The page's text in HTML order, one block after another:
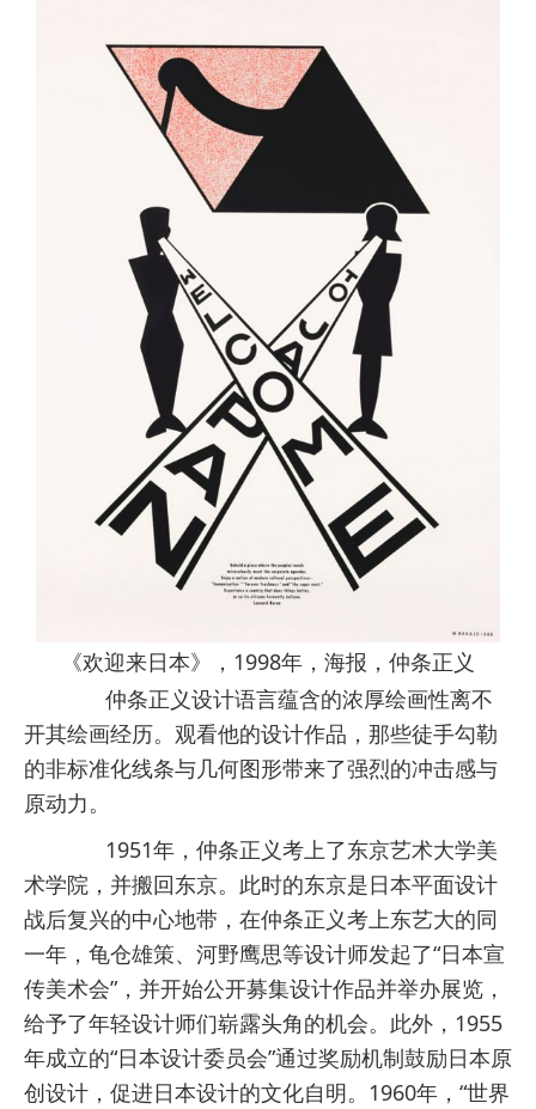
《欢迎来日本》，1998年，海报，仲条正义
仲条正义设计语言蕴含的浓厚绘画性离不
开其绘画经历。观看他的设计作品，那些徒手勾勒
的非标准化线条与几何图形带来了强烈的冲击感与
原动力。
1951年，仲条正义考上了东京艺术大学美
术学院，并搬回东京。此时的东京是日本平面设计
战后复兴的中心地带，在仲条正义考上东艺大的同
一年，龟仓雄策、河野鹰思等设计师发起了“日本宣
传美术会”，并开始公开募集设计作品并举办展览，
给予了年轻设计师们崭露头角的机会。此外，1955
年成立的“日本设计委员会”通过奖励机制鼓励日本原
创设计，促进日本设计的文化自明。1960年，“世界